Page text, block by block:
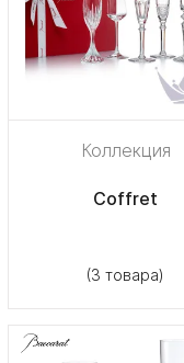
Коллекция
Coffret
(3 товара)